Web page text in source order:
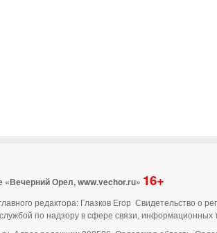
«Вечерний Орел, www.vechor.ru» 16+
редактора: Глазков Егор Свидетельство
по надзору в сфере связи, информационных